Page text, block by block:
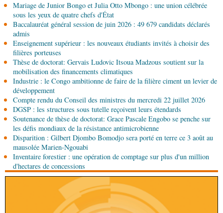
Afrique-Monde Centrafrique : les sanctions de
l'ONU cachent la guerre silencieuse pour le
contrôle des ressources
05-08-2026 22:10
Économie
Noire pour la valorisation des produits forestiers
non ligneux
05-08-2026 17:32
Sport
05-08-2026 13:10
Art-Culture-Média 72e anniversaire de la
naissance du commandant Hugo Chávez :
l’ambassade du Venezuela au Congo célèbre
l'événement
Mariage de Junior Bongo et Julia Otto Mbongo : une union célébrée
sous les yeux de quatre chefs d'État
Baccalauréat général session de juin 2026 : 49 679 candidats déclarés
admis
Enseignement supérieur : les nouveaux étudiants invités à choisir des
filières porteuses
Thèse de doctorat: Gervais Ludovic Itsoua Madzous soutient sur la
mobilisation des financements climatiques
Industrie : le Congo ambitionne de faire de la filière ciment un levier de
développement
Compte rendu du Conseil des ministres du mercredi 22 juillet 2026
DGSP : les structures sous tutelle reçoivent leurs étendards
Soutenance de thèse de doctorat: Grace Pascale Engobo se penche sur
les défis mondiaux de la résistance antimicrobienne
Disparition : Gilbert Djombo Bomodjo sera porté en terre ce 3 août au
mausolée Marien-Ngouabi
Inventaire forestier : une opération de comptage sur plus d'un million
d'hectares de concessions